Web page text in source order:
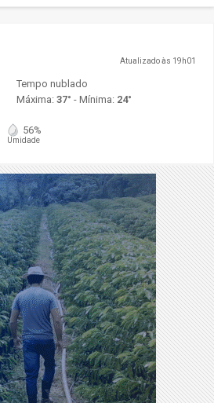
Atualizado às 19h01
Tempo nublado
Máxima: 37° - Mínima: 24°
56%
Umidade